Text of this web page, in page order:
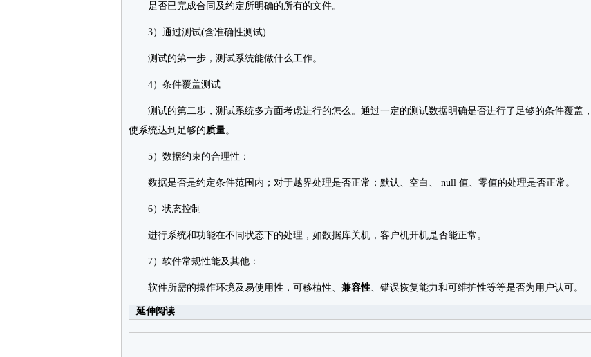
是否已完成合同及约定所明确的所有的文件。
3）通过测试(含准确性测试)
测试的第一步，测试系统能做什么工作。
4）条件覆盖测试
测试的第二步，测试系统多方面考虑进行的怎么。通过一定的测试数据明确是否进行了足够的条件覆盖，
使系统达到足够的质量。
5）数据约束的合理性：
数据是否是约定条件范围内；对于越界处理是否正常；默认、空白、 null 值、零值的处理是否正常。
6）状态控制
进行系统和功能在不同状态下的处理，如数据库关机，客户机开机是否能正常。
7）软件常规性能及其他：
软件所需的操作环境及易使用性，可移植性、 兼容性、错误恢复能力和可维护性等等是否为用户认可。
延伸阅读